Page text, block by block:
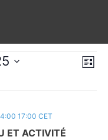
par
Liste
ET ACTIVITÉ
17:00 CET